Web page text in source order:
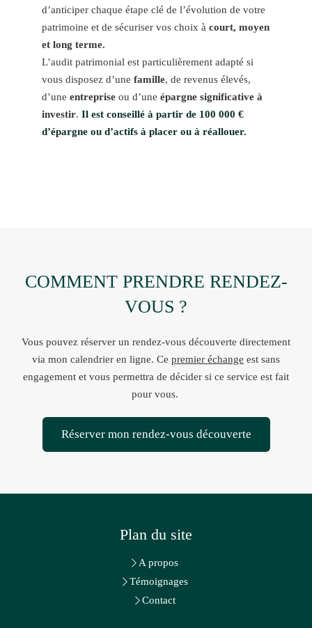
d’anticiper chaque étape clé de l’évolution de votre
patrimoine et de sécuriser vos choix à court, moyen
et long terme.
L’audit patrimonial est particulièrement adapté si
vous disposez d’une famille, de revenus élevés,
d’une entreprise ou d’une épargne significative à
investir. Il est conseillé à partir de 100 000 €
d’épargne ou d’actifs à placer ou à réallouer.
COMMENT PRENDRE RENDEZ-
VOUS ?
Vous pouvez réserver un rendez-vous découverte directement
via mon calendrier en ligne. Ce premier échange est sans
engagement et vous permettra de décider si ce service est fait
pour vous.
Réserver mon rendez-vous découverte
Plan du site
A propos
Témoignages
Contact